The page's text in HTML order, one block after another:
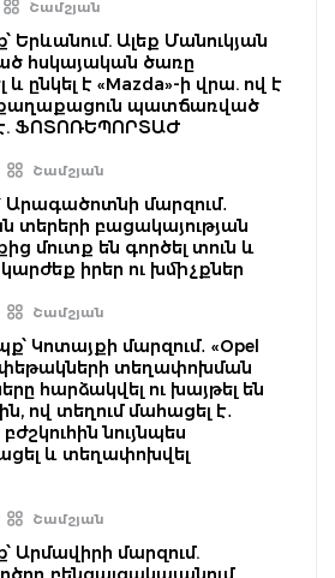
Շամշյան
Ալեք Մանուկյան
հսկայական ծառը
ընկել է «Mazda»-ի վրա. ով է
քաղաքացուն պատճառված
ՖՈՏՈՌԵՊՈՐՏԱԺ
Շամշյան
Արագածոտնի մարզում․
տերերի բացակայության
մուտք են գործել տուն և
իրեր ու խմիչքներ
Շամշյան
Կոտայքի մարզում․ «Opel
փեթակների տեղափոխման
հարձակվել ու խայթել են
ով տեղում մահացել է․
նույնպես
և տեղափոխվել
Շամշյան
Արմավիրի մարզում.